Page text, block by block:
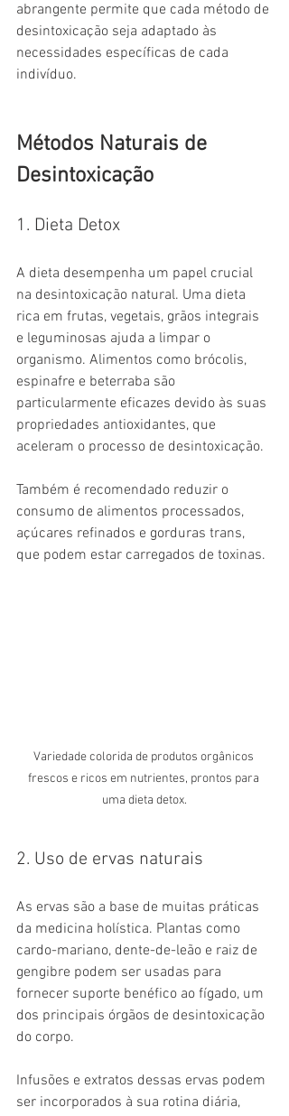
abrangente permite que cada método de
desintoxicação seja adaptado às
necessidades específicas de cada
indivíduo.
Métodos Naturais de
Desintoxicação
1. Dieta Detox
A dieta desempenha um papel crucial
na desintoxicação natural. Uma dieta
rica em frutas, vegetais, grãos integrais
e leguminosas ajuda a limpar o
organismo. Alimentos como brócolis,
espinafre e beterraba são
particularmente eficazes devido às suas
propriedades antioxidantes, que
aceleram o processo de desintoxicação.
Também é recomendado reduzir o
consumo de alimentos processados,
açúcares refinados e gorduras trans,
que podem estar carregados de toxinas.
Variedade colorida de produtos orgânicos
frescos e ricos em nutrientes, prontos para
uma dieta detox.
2. Uso de ervas naturais
As ervas são a base de muitas práticas
da medicina holística. Plantas como
cardo-mariano, dente-de-leão e raiz de
gengibre podem ser usadas para
fornecer suporte benéfico ao fígado, um
dos principais órgãos de desintoxicação
do corpo.
Infusões e extratos dessas ervas podem
ser incorporados à sua rotina diária,